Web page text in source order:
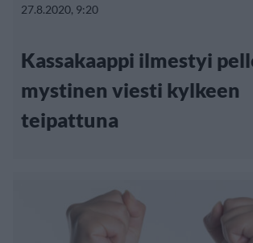
27.8.2020, 9:20
Kassakaappi ilmestyi
mystinen viesti kylkeen
teipattuna